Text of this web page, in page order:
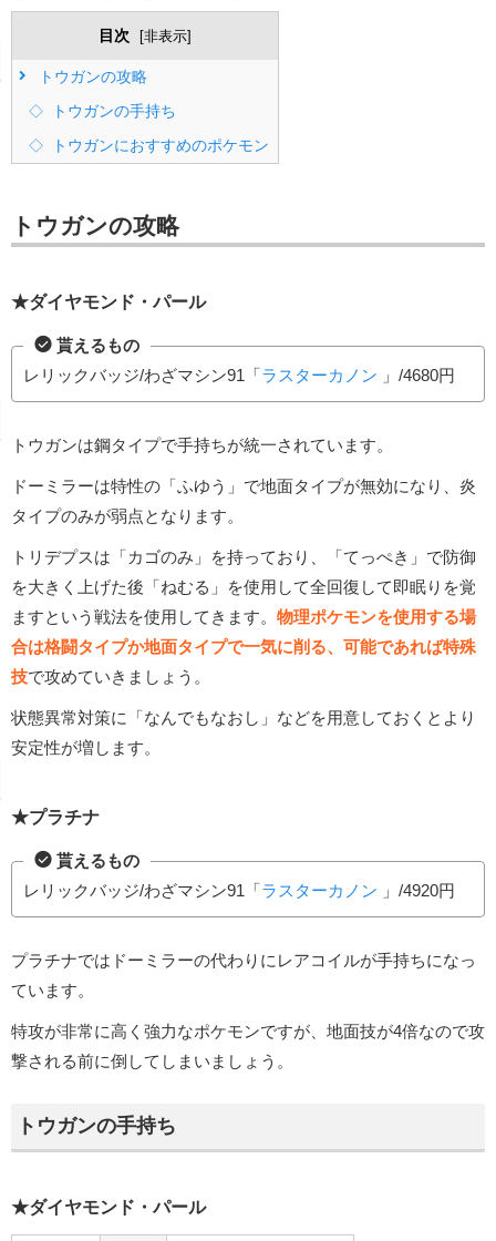
目次 [非表示]
トウガンの攻略
トウガンの手持ち
トウガンにおすすめのポケモン
トウガンの攻略
★ダイヤモンド・パール
貰えるもの
レリックバッジ/わざマシン91「ラスターカノン 」/4680円
トウガンは鋼タイプで手持ちが統一されています。
ドーミラーは特性の「ふゆう」で地面タイプが無効になり、炎
タイプのみが弱点となります。
トリデプスは「カゴのみ」を持っており、「てっぺき」で防御
を大きく上げた後「ねむる」を使用して全回復して即眠りを覚
ますという戦法を使用してきます。 物理ポケモンを使用する場
合は格闘タイプか地面タイプで一気に削る、可能であれば特殊
技で攻めていきましょう。
状態異常対策に「なんでもなおし」などを用意しておくとより
安定性が増します。
★プラチナ
貰えるもの
レリックバッジ/わざマシン91「ラスターカノン 」/4920円
プラチナではドーミラーの代わりにレアコイルが手持ちになっ
ています。
特攻が非常に高く強力なポケモンですが、地面技が4倍なので攻
撃される前に倒してしまいましょう。
トウガンの手持ち
★ダイヤモンド・パール